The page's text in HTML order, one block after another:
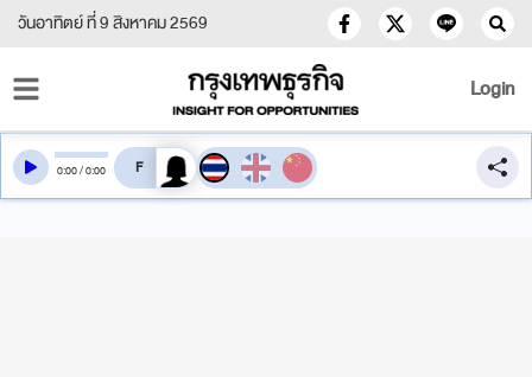
วันอาทิตย์ ที่ 9 สิงหาคม 2569
Login
0:00/0:00 สลับเสียงอ่าน